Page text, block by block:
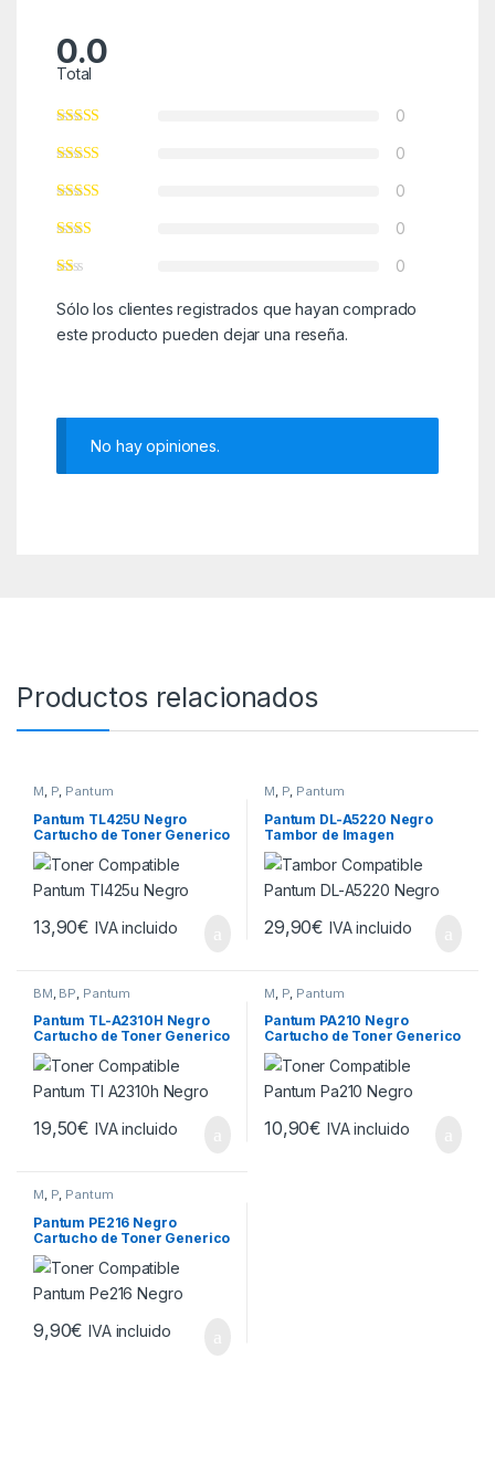
0.0
Total
0
0
0
0
0
Sólo los clientes registrados que hayan comprado
este producto pueden dejar una reseña.
No hay opiniones.
Productos relacionados
M, P, Pantum
Pantum TL425U Negro
Cartucho de Toner Generico
13,90€ IVA incluido
M, P, Pantum
Pantum DL-A5220 Negro
Tambor de Imagen
Generico – Reemplaza DL-
A5220
29,90€ IVA incluido
BM, BP, Pantum
Pantum TL-A2310H Negro
Cartucho de Toner Generico
19,50€ IVA incluido
M, P, Pantum
Pantum PA210 Negro
Cartucho de Toner Generico
10,90€ IVA incluido
M, P, Pantum
Pantum PE216 Negro
Cartucho de Toner Generico
9,90€ IVA incluido